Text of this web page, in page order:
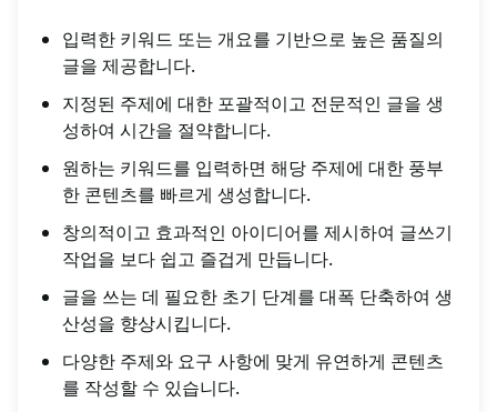
입력한 키워드 또는 개요를 기반으로 높은 품질의
글을 제공합니다.
지정된 주제에 대한 포괄적이고 전문적인 글을 생
성하여 시간을 절약합니다.
원하는 키워드를 입력하면 해당 주제에 대한 풍부
한 콘텐츠를 빠르게 생성합니다.
창의적이고 효과적인 아이디어를 제시하여 글쓰기
작업을 보다 쉽고 즐겁게 만듭니다.
글을 쓰는 데 필요한 초기 단계를 대폭 단축하여 생
산성을 향상시킵니다.
다양한 주제와 요구 사항에 맞게 유연하게 콘텐츠
를 작성할 수 있습니다.